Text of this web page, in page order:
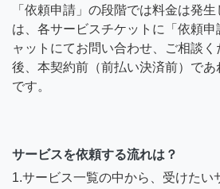
「依頼申請」の段階では料金は発
は、各サービスチケットに「依頼
ャットにてお問い合わせ、ご相談
後、本契約前（前払い決済前）で
です。
サービスを依頼する流れは？
1.サービス一覧の中から、受けたい